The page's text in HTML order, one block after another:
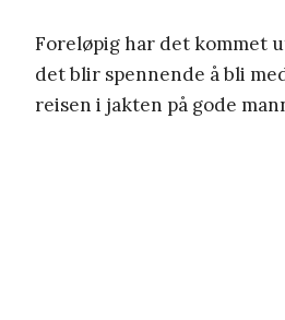
Foreløpig har det kommet
det blir spennende å bli
reisen i jakten på gode